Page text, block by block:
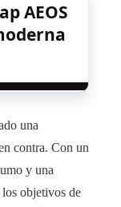
AEOS
una
contra. Con un
y una
objetivos de